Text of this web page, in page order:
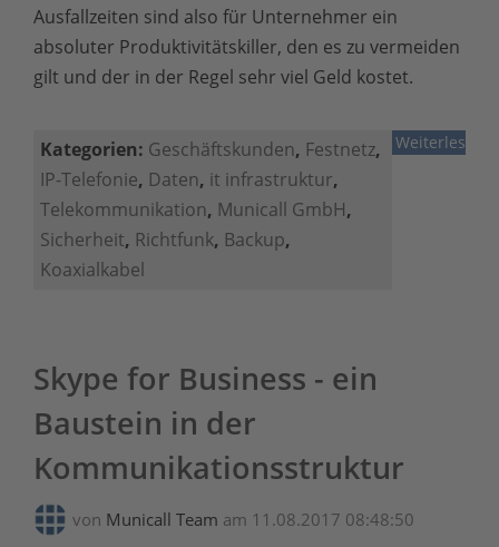
Ausfallzeiten sind also für Unternehmer ein
absoluter Produktivitätskiller, den es zu vermeiden
gilt und der in der Regel sehr viel Geld kostet.
Weiterlesen
Kategorien: Geschäftskunden, Festnetz,
IP-Telefonie, Daten, it infrastruktur,
Telekommunikation, Municall GmbH,
Sicherheit, Richtfunk, Backup,
Koaxialkabel
Skype for Business - ein
Baustein in der
Kommunikationsstruktur
von Municall Team am 11.08.2017 08:48:50